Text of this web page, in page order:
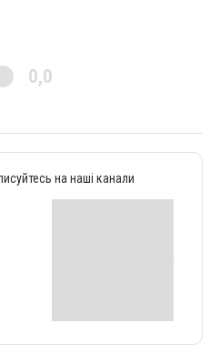
0,0
на наші канали